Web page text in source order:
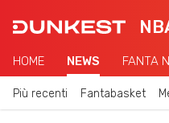
HOME NEWS FANTA
Più recenti Fantabasket